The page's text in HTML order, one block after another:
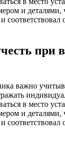
и
при
важно
в место
и